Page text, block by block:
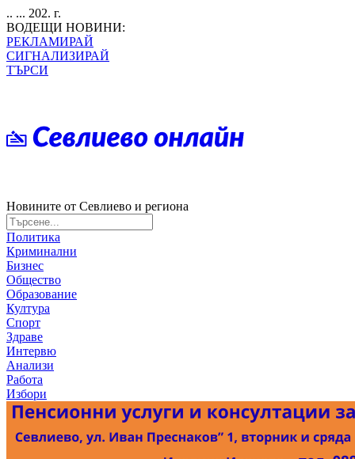
.. ... 202. г.
ВОДЕЩИ НОВИНИ:
РЕКЛАМИРАЙ
СИГНАЛИЗИРАЙ
ТЪРСИ
Новините от Севлиево и региона
Политика
Криминални
Бизнес
Общество
Образование
Култура
Спорт
Здраве
Интервю
Анализи
Работа
Избори